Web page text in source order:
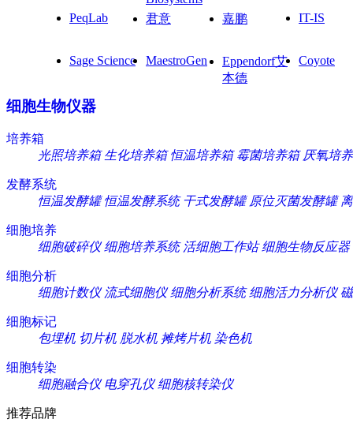
PeqLab
君意 嘉鹏 IT-IS
Sage Science MaestroGen
Eppendorf艾
本德
Coyote
细胞生物仪器
培养箱
光照培养箱 生化培养箱 恒温培养箱 霉菌培养箱 厌氧培
发酵系统
恒温发酵罐 恒温发酵系统 干式发酵罐 原位灭菌发酵罐
细胞培养
细胞破碎仪 细胞培养系统 活细胞工作站 细胞生物反应器
细胞分析
细胞计数仪 流式细胞仪 细胞分析系统 细胞活力分析仪
细胞标记
包埋机 切片机 脱水机 摊烤片机 染色机
细胞转染
细胞融合仪 电穿孔仪 细胞核转染仪
推荐品牌